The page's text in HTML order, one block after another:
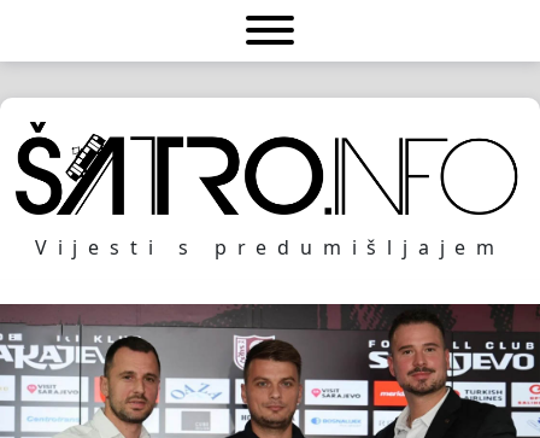
Vijesti s predumišljajem